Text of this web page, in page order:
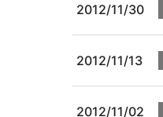
2012/11/30
2012/11/13
2012/11/02